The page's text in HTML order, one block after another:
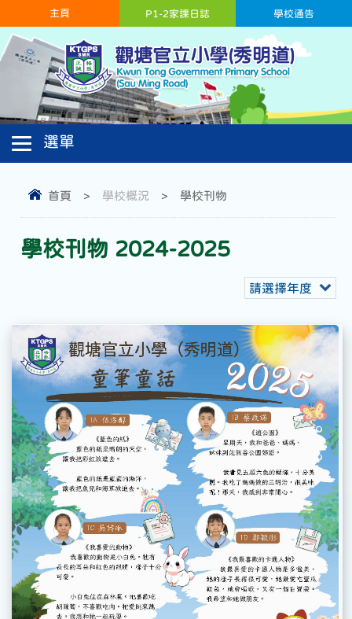
主頁 學校通告
P1-2家課日誌
首頁 > 學校概況 > 學校刊物
學校刊物 2024-2025
請選擇年度